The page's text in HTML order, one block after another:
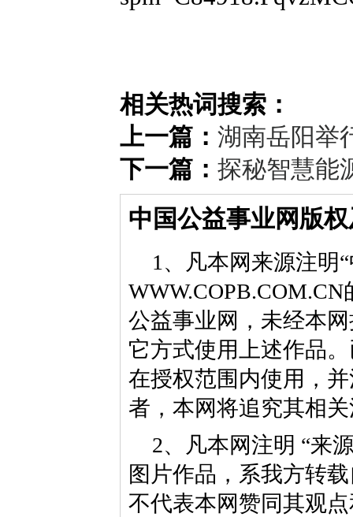
相关热词搜索：
上一篇： 湖南岳阳举
下一篇： 探秘智慧能
中国公益事业网版
1、凡本网来源注明
公益事业网，未经本
它方式使用上述作品
在授权范围内使用，
者，本网将追究其相
2、凡本网注明 “来
图片作品，系我方转
不代表本网赞同其观